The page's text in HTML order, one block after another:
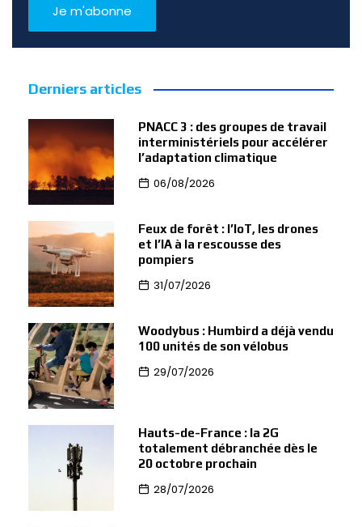
Derniers articles
PNACC 3 : des groupes de travail
interministériels pour accélérer
l’adaptation climatique
06/08/2026
Feux de forêt : l’IoT, les drones
et l’IA à la rescousse des
pompiers
31/07/2026
Woodybus : Humbird a déjà vendu
100 unités de son vélobus
29/07/2026
Hauts-de-France : la 2G
totalement débranchée dès le
20 octobre prochain
28/07/2026